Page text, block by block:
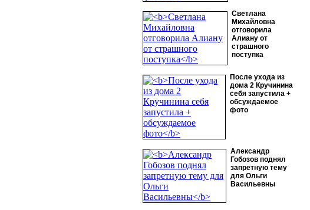
Светлана
Михайловна
отговорила
Алиану от
страшного
поступка
После ухода из
дома 2 Кручинина
себя запустила +
обсуждаемое
фото
Александр
Гобозов поднял
запретную тему
для Ольги
Васильевны